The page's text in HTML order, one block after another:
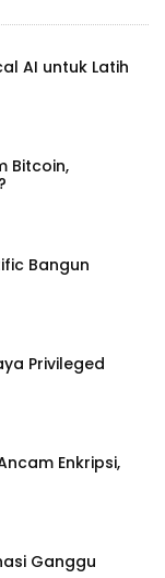
AI untuk Latih
Bitcoin,
Bangun
Privileged
Enkripsi,
Ganggu